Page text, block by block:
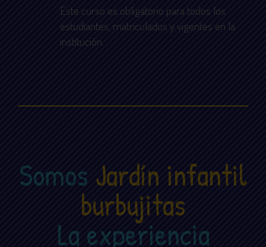
Este curso es obligatorio para todos los
estudiantes, matriculados y vigentes en la
institución.
Somos Jardín infantil
burbujitas
La experiencia